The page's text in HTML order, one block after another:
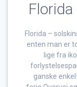
Florida –
enten man er
lige fra
ganske